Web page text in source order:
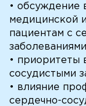
• обсуждение
медицинской
пациентам с
• приоритеты
сосудистыми
• влияние
сердечно-